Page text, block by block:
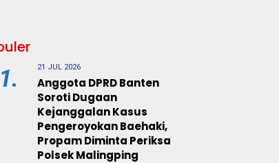
21 JUL 2026
Anggota DPRD Banten
Soroti Dugaan
Kejanggalan Kasus
Pengeroyokan Baehaki,
Propam Diminta Periksa
Polsek Malingping